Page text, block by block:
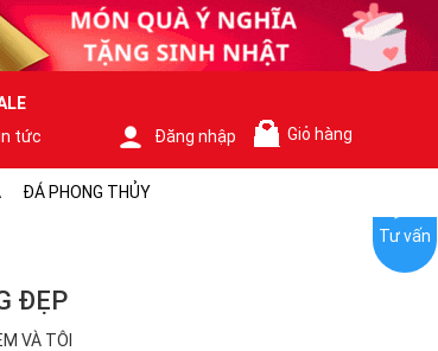
tức
Đăng nhập Giỏ hàng
ĐÁ PHONG THỦY
ĐẸP
VÀ TÔI
Tư vấn